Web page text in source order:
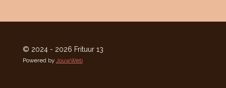
© 2024 - 2026 Frituur 13
Powered by JouwWeb